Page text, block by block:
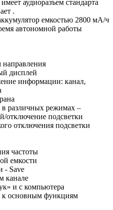
аудиоразъем стандарта
.
емкостью 2800 мА/ч
автономной работы
направления
дисплей
информации: канал,
в различных режимах –
отключение подсветки
отключения подсветки
частоты
емкости
- Save
канале
и с компьютера
к основным функциям